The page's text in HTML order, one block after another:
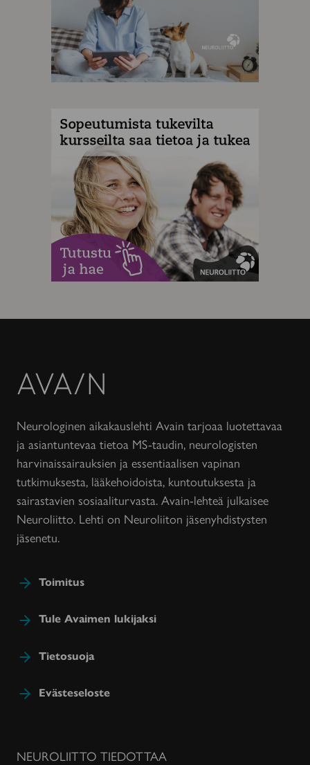
Avain-
lehti
Neurologinen aikakauslehti Avain tarjoaa luotettavaa
ja asiantuntevaa tietoa MS-taudin, neurologisten
harvinaissairauksien ja essentiaalisen vapinan
tutkimuksesta, lääkehoidoista, kuntoutuksesta ja
sairastavien sosiaaliturvasta. Avain-lehteä julkaisee
Neuroliitto. Lehti on Neuroliiton jäsenyhdistysten
jäsenetu.
Toimitus
Tule Avaimen lukijaksi
Tietosuoja
Evästeseloste
NEUROLIITTO TIEDOTTAA